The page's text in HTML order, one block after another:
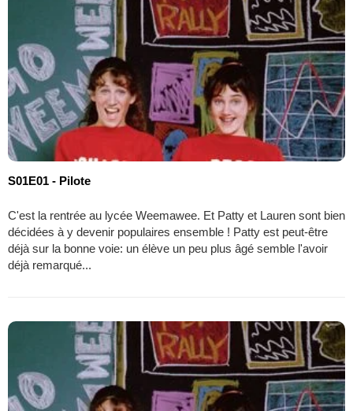
S01E01 - Pilote
C'est la rentrée au lycée Weemawee. Et Patty et Lauren sont bien
décidées à y devenir populaires ensemble ! Patty est peut-être
déjà sur la bonne voie: un élève un peu plus âgé semble l'avoir
déjà remarqué...